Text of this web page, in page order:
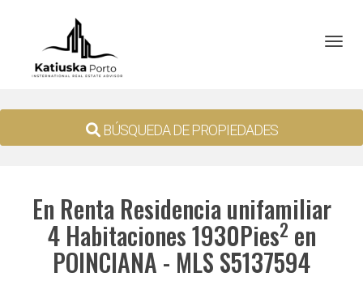
BÚSQUEDA DE PROPIEDADES
En Renta Residencia unifamiliar
4 Habitaciones 1930Pies2 en
POINCIANA - MLS S5137594